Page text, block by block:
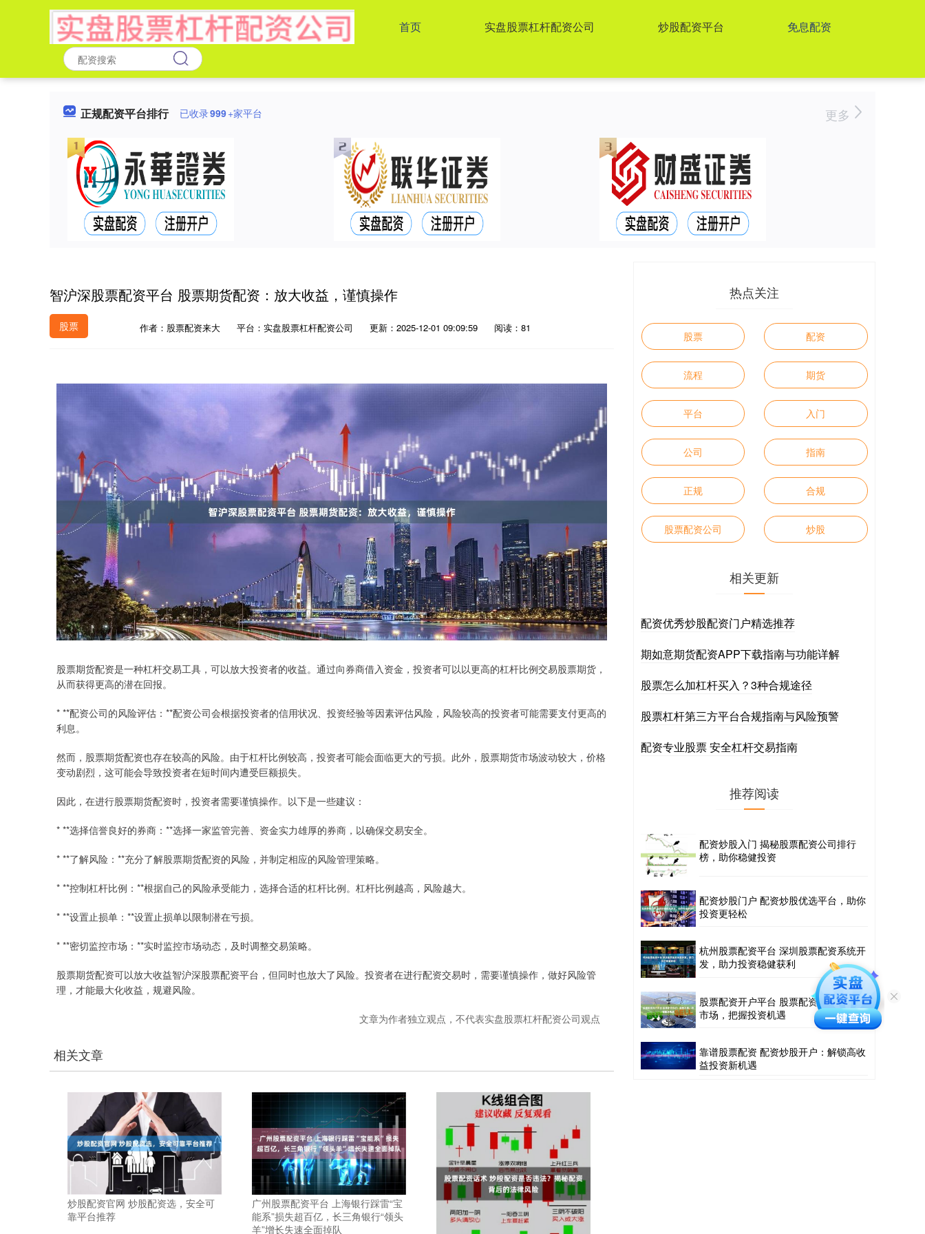
首页 实盘股票杠杆配资公司 炒股配资平台 免息配资
正规配资平台排行 已收录999+家平台 更多
智沪深股票配资平台 股票期货配资：放大收益，谨慎操作
股票 作者：股票配资来大 平台：实盘股票杠杆配资公司 更新：2025-12-01 09:09:59 阅读：81
股票期货配资是一种杠杆交易工具，可以放大投资者的收益。通过向券商借入资金，投资者可以以更高的杠杆比例交易股票期货，
从而获得更高的潜在回报。
* **配资公司的风险评估：**配资公司会根据投资者的信用状况、投资经验等因素评估风险，风险较高的投资者可能需要支付更高的
利息。
然而，股票期货配资也存在较高的风险。由于杠杆比例较高，投资者可能会面临更大的亏损。此外，股票期货市场波动较大，价格
变动剧烈，这可能会导致投资者在短时间内遭受巨额损失。
因此，在进行股票期货配资时，投资者需要谨慎操作。以下是一些建议：
* **选择信誉良好的券商：**选择一家监管完善、资金实力雄厚的券商，以确保交易安全。
* **了解风险：**充分了解股票期货配资的风险，并制定相应的风险管理策略。
* **控制杠杆比例：**根据自己的风险承受能力，选择合适的杠杆比例。杠杆比例越高，风险越大。
* **设置止损单：**设置止损单以限制潜在亏损。
* **密切监控市场：**实时监控市场动态，及时调整交易策略。
股票期货配资可以放大收益智沪深股票配资平台，但同时也放大了风险。投资者在进行配资交易时，需要谨慎操作，做好风险管
理，才能最大化收益，规避风险。
文章为作者独立观点，不代表实盘股票杠杆配资公司观点
相关文章
炒股配资官网 炒股配资选，安全可
靠平台推荐
广州股票配资平台 上海银行踩雷“宝
能系”损失超百亿，长三角银行“领头
羊”增长失速全面掉队
热点关注
股票 配资
流程 期货
平台 入门
公司 指南
正规 合规
股票配资公司 炒股
相关更新
配资优秀炒股配资门户精选推荐
期如意期货配资APP下载指南与功能详解
股票怎么加杠杆买入？3种合规途径
股票杠杆第三方平台合规指南与风险预警
配资专业股票 安全杠杆交易指南
推荐阅读
配资炒股入门 揭秘股票配资公司排行
榜，助你稳健投资
配资炒股门户 配资炒股优选平台，助你
投资更轻松
杭州股票配资平台 深圳股票配资系统开
发，助力投资稳健获利
股票配资开户平台 股票配资分析：洞悉
市场，把握投资机遇
靠谱股票配资 配资炒股开户：解锁高收
益投资新机遇